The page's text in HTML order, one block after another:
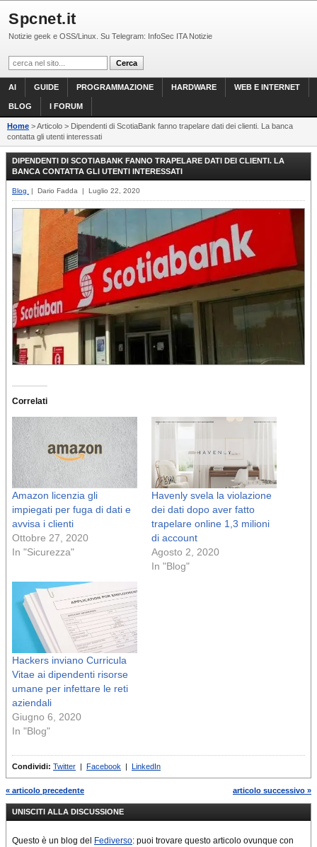
Spcnet.it
Notizie geek e OSS/Linux. Su Telegram: InfoSec ITA Notizie
AI GUIDE PROGRAMMAZIONE HARDWARE WEB E INTERNET
BLOG I FORUM
Home > Articolo > Dipendenti di ScotiaBank fanno trapelare dati dei clienti. La banca
contatta gli utenti interessati
DIPENDENTI DI SCOTIABANK FANNO TRAPELARE DATI DEI CLIENTI. LA
BANCA CONTATTA GLI UTENTI INTERESSATI
Blog | Dario Fadda | Luglio 22, 2020
Correlati
Amazon licenzia gli
impiegati per fuga di dati e
avvisa i clienti
Ottobre 27, 2020
In "Sicurezza"
Havenly svela la violazione
dei dati dopo aver fatto
trapelare online 1,3 milioni
di account
Agosto 2, 2020
In "Blog"
Hackers inviano Curricula
Vitae ai dipendenti risorse
umane per infettare le reti
aziendali
Giugno 6, 2020
In "Blog"
Condividi: Twitter Facebook LinkedIn
« articolo precedente articolo successivo »
UNISCITI ALLA DISCUSSIONE
Questo è un blog del Fediverso: puoi trovare questo articolo ovunque con